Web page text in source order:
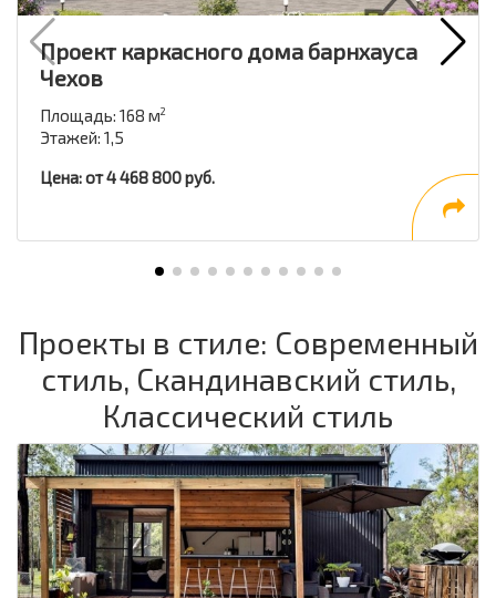
Проект каркасного дома барнхауса
Чехов
Площадь: 168 м2
Этажей: 1,5
Цена: от 4 468 800 руб.
Проекты в стиле: Современный
стиль, Скандинавский стиль,
Классический стиль